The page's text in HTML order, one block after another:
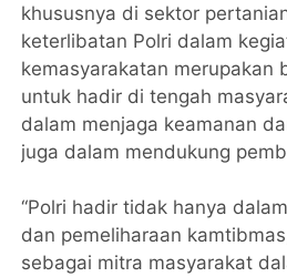
khususnya di sektor
keterlibatan Polri dalam
kemasyarakatan merupakan
untuk hadir di tengah
dalam menjaga keamanan
juga dalam mendukung
“Polri hadir tidak hanya
dan pemeliharaan
sebagai mitra masyarakat